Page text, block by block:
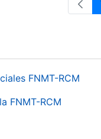
FNMT-RCM
FNMT-RCM